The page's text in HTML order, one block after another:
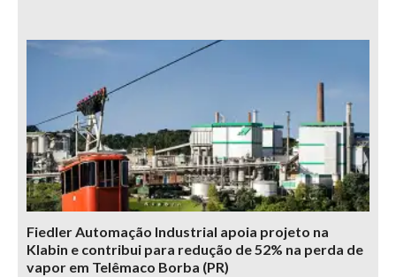
Fiedler Automação Industrial apoia projeto na
Klabin e contribui para redução de 52% na perda de
vapor em Telêmaco Borba (PR)